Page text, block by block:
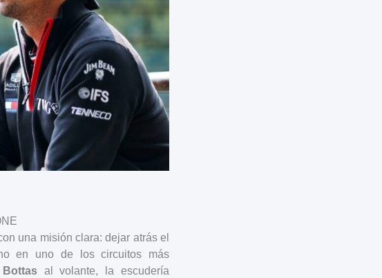
una misión clara: dejar atrás el
en uno de los circuitos más
al volante, la escudería